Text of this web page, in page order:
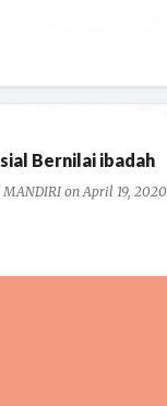
Bernilai ibadah
MANDIRI onApril 19, 2020